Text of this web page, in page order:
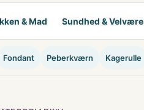
& Mad Sundhed & Velvære
Fondant Peberkværn Kagerulle